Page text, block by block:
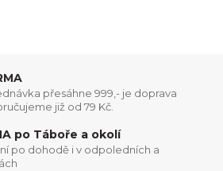
přesáhne 999,- je doprava
již od 79 Kč.
po Táboře a okolí
po dohodě i v odpoledních a